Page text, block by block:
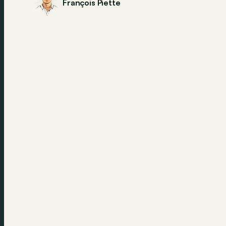
François Piette